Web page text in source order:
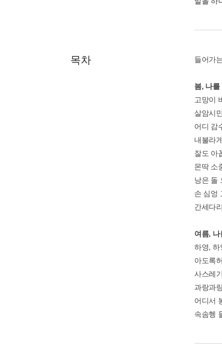
목차 들어가
봄, 나를
고망이
살암시
어디 감
내불라
잘도 아
몬딱 소
낭은 돌
손 심엉
간세다
여름,
하영, 하
아도록
사스레
과랑과
어디서
속솜헹